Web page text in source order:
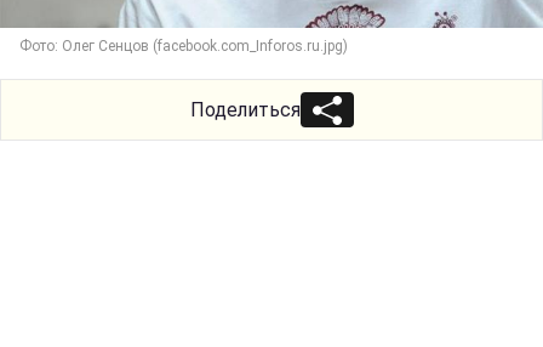
Фото: Олег Сенцов (facebook.com_Inforos.ru.jpg)
Поделиться